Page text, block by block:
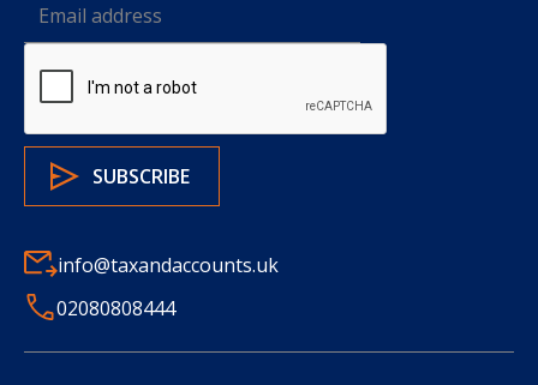
info@taxandaccounts.uk
02080808444